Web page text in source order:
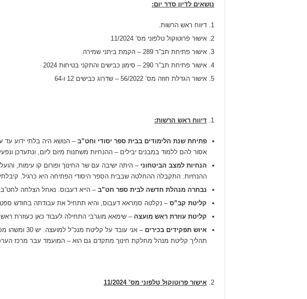
נושאים לדיון סדר יום:
דיווח ראש הרשות.
אישור פרוטוקול טלפוני מס’ 11/2024
אישור פתיחת תב”ר 289 – הקמת ביתני שמירה
אישור פתיחת תב”ר 290 – סימון כבישים והתקני בטיחות 2024
אישור הגדלת חוזה מס’ 56/2022 – שדרוג כבישים 12 ו-64
דיווח ראש הרשות:
פתיחת שנת הלימודים בבית ספר יסודי וחט”ב – הנושא היה בלתי ידוע עד
אסור להם ללמוד במבנים יבילים – ההנחיות משתנות מיום ליום, ונתעדכן
הנחיות למצב הביטחוני – היתה ישיבה עם שר החינוך ופורום קו עימות,
ההנחיות. התקבלה ההחלטה שבבית הספר היסודי הפתיחה היא כרגיל.
נבחרה מנהלת חדשה לבית ספר חט”ב – הייא דעבוס. נאחל הצלחה
קליטת קב”ס – נקלטה סמראא דעבוס, והיא תתחיל את עבודתה בחודש
קליטת עוזרת ראש מועצה – שימאא מוגרבי התחילה לעבוד כאן כעוזרת
איוש תפקידים בכירים
– אני עובד
תהליך קליטת מנהל מחלקת חינוך מתקדם גם הוא – המועמד עבר מרכז
אישור פרוטוקול טלפוני מס’ 11/2024